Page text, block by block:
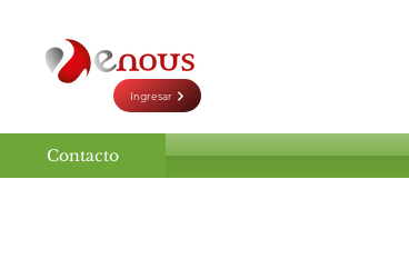
Ingresar
Contacto